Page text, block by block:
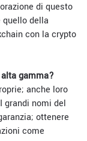
di questo
della
con la crypto
gamma?
anche loro
grandi nomi del
ottenere
come